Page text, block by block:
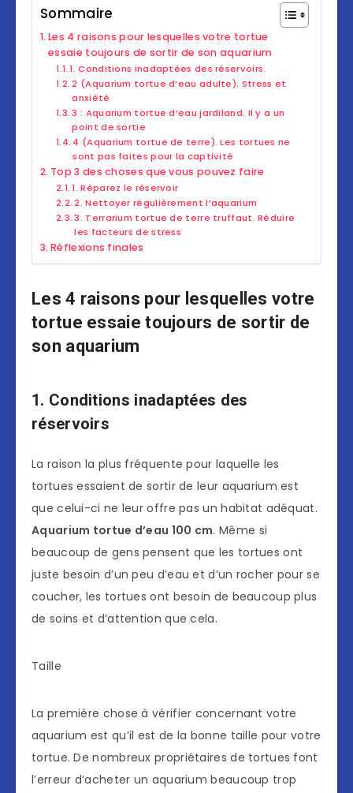
Sommaire
Les 4 raisons pour lesquelles votre tortue
essaie toujours de sortir de son aquarium
1. Conditions inadaptées des réservoirs
2 (Aquarium tortue d’eau adulte). Stress et
anxiété
3 : Aquarium tortue d’eau jardiland. Il y a un
point de sortie
4 (Aquarium tortue de terre). Les tortues ne
sont pas faites pour la captivité
Top 3 des choses que vous pouvez faire
1. Réparez le réservoir
2. Nettoyer régulièrement l’aquarium
3. Terrarium tortue de terre truffaut. Réduire
les facteurs de stress
Réflexions finales
Les 4 raisons pour lesquelles votre
tortue essaie toujours de sortir de
son aquarium
1. Conditions inadaptées des
réservoirs
La raison la plus fréquente pour laquelle les
tortues essaient de sortir de leur aquarium est
que celui-ci ne leur offre pas un habitat adéquat.
Aquarium tortue d’eau 100 cm. Même si
beaucoup de gens pensent que les tortues ont
juste besoin d’un peu d’eau et d’un rocher pour se
coucher, les tortues ont besoin de beaucoup plus
de soins et d’attention que cela.
Taille
La première chose à vérifier concernant votre
aquarium est qu’il est de la bonne taille pour votre
tortue. De nombreux propriétaires de tortues font
l’erreur d’acheter un aquarium beaucoup trop